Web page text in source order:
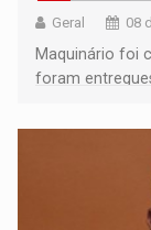
Geral 08
Maquinário foi
foram